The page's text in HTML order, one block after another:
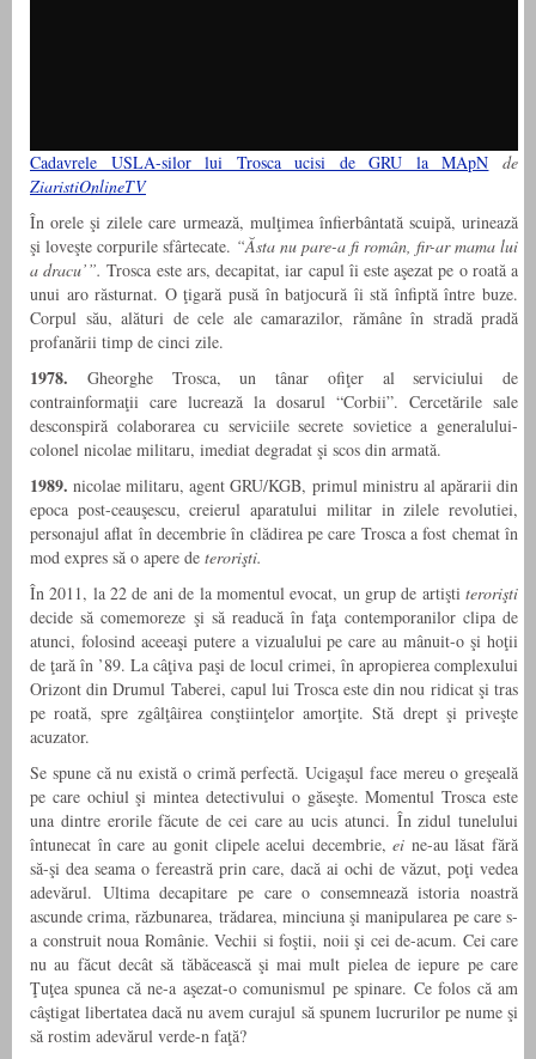
Cadavrele USLA-silor lui Trosca ucisi de GRU la MApN
de
ZiaristiOnlineTV
În orele şi zilele care urmează, mulţimea înfierbântată scuipă, urinează
şi loveşte corpurile sfârtecate. “Ăsta nu pare-a fi român, fir-ar mama lui
a dracu’”.Trosca este ars, decapitat, iar capul îi este aşezat pe o roată a
unui aro răsturnat. O ţigară pusă în batjocură îi stă înfiptă între buze.
Corpul său, alături de cele ale camarazilor, rămâne în stradă pradă
profanării timp de cinci zile.
1978. Gheorghe Trosca, un tânar ofiţer al serviciului de
contrainformaţii care lucrează la dosarul “Corbii”. Cercetările sale
desconspiră colaborarea cu serviciile secrete sovietice a generalului-
colonel nicolae militaru, imediat degradat şi scos din armată.
1989. nicolae militaru, agent GRU/KGB, primul ministru al apărarii din
epoca post-ceauşescu, creierul aparatului militar in zilele revolutiei,
personajul aflat în decembrie în clădirea pe care Trosca a fost chemat în
mod expres să o apere de terorişti.
În 2011, la 22 de ani de la momentul evocat, un grup de artişti terorişti
decide să comemoreze şi să readucă în faţa contemporanilor clipa de
atunci, folosind aceeaşi putere a vizualului pe care au mânuit-o şi hoţii
de ţară în ’89. La câţiva paşi de locul crimei, în apropierea complexului
Orizont din Drumul Taberei, capul lui Trosca este din nou ridicat şi tras
pe roată, spre zgâlţâirea conştiinţelor amorţite. Stă drept şi priveşte
acuzator.
Se spune că nu există o crimă perfectă. Ucigaşul face mereu o greşeală
pe care ochiul şi mintea detectivului o găseşte. Momentul Trosca este
una dintre erorile făcute de cei care au ucis atunci. În zidul tunelului
întunecat în care au gonit clipele acelui decembrie,ei ne-au lăsat fără
să-şi dea seama o fereastră prin care, dacă ai ochi de văzut, poţi vedea
adevărul. Ultima decapitare pe care o consemnează istoria noastră
ascunde crima, răzbunarea, trădarea, minciuna şi manipularea pe care s-
a construit noua Românie. Vechii si foştii, noii şi cei de-acum. Cei care
nu au făcut decât să tăbăcească şi mai mult pielea de iepure pe care
Ţuţea spunea că ne-a aşezat-o comunismul pe spinare. Ce folos că am
câştigat libertatea dacă nu avem curajul să spunem lucrurilor pe nume şi
să rostim adevărul verde-n faţă?